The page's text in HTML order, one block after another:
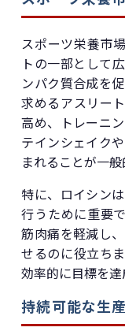
スポーツ栄養市
トの一部として
ンパク質合成を
求めるアスリー
高め、トレーニ
テインシェイク
まれることが一般
特に、ロイシン
行うために重要
筋肉痛を軽減し
せるのに役立ち
効率的に目標を達
持続可能な生